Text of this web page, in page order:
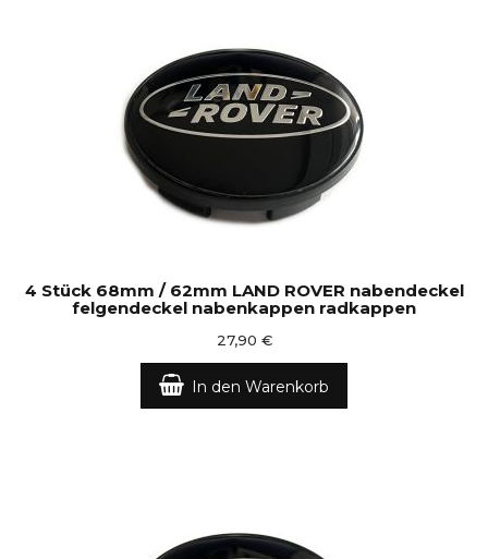
4 Stück 68mm / 62mm LAND ROVER nabendeckel
felgendeckel nabenkappen radkappen
27,90 €
In den Warenkorb